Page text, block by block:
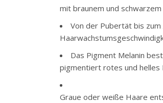
mit braunem und
Von der Pubertät bis
Das Pigment Melanin
pigmentiert rotes und helles
Graue oder weiße Haare